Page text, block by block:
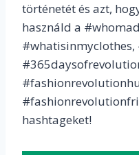
történetét és azt,
használd a
hashtageket!